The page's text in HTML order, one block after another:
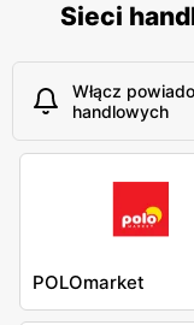
Sieci
Włącz
handlowych
POLOmarket